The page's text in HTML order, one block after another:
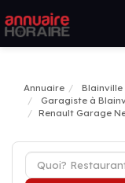
Annuaire Blainville
Garagiste à
Renault Garage